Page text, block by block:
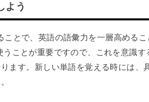
よう
とで、英語の語彙力を一層高めるこ
ことが重要ですので、これを意識す
ます。新しい単語を覚える時には、